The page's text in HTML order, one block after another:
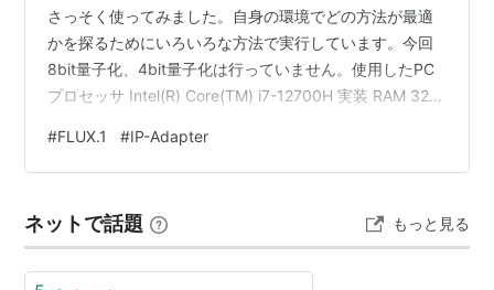
さっそく使ってみました。自身の環境でどの方法が最適
かを探るためにいろいろな方法で実行しています。今回
8bit量子化、4bit量子化は行っていません。使用したPC
プロセッサ Intel(R) Core(TM) i7-12700H 実装 RAM 32.0
CUDA 12.4 Pythonスクリプト import torch from
diffusers import FluxPipeline from diffusers.utils …
#FLUX.1 #IP-Adapter
ネットで話題 もっと見る